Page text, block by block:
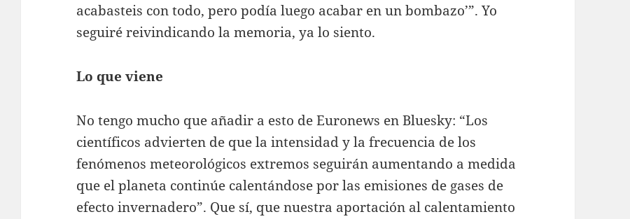
acabasteis con todo, pero podía luego acabar en un bombazo’”. Yo
seguiré reivindicando la memoria, ya lo siento.
Lo que viene
No tengo mucho que añadir a esto de Euronews en Bluesky: “Los
científicos advierten de que la intensidad y la frecuencia de los
fenómenos meteorológicos extremos seguirán aumentando a medida
que el planeta continúe calentándose por las emisiones de gases de
efecto invernadero”. Que sí, que nuestra aportación al calentamiento